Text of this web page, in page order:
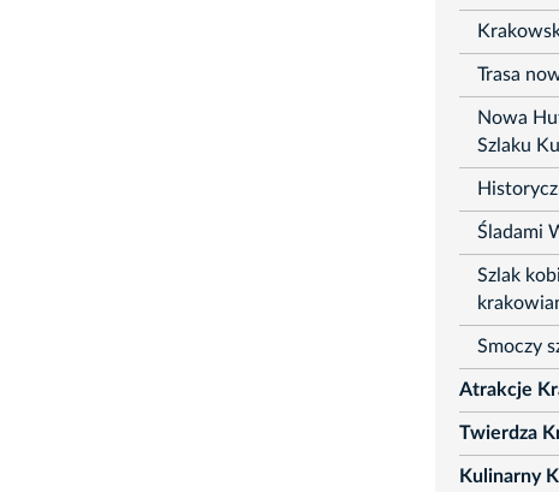
Trasa
Nowa
Szlaku
Śladami
Szlak
Smoczy
Atrakcje
rozwiń
Twierdza
Kulinarny